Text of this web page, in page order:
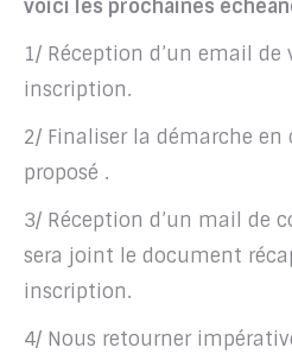
voici les prochaines
1/ Réception d’un email
inscription.
2/ Finaliser la démarche
proposé .
3/ Réception d’un mail de
sera joint le document
inscription.
4/ Nous retourner